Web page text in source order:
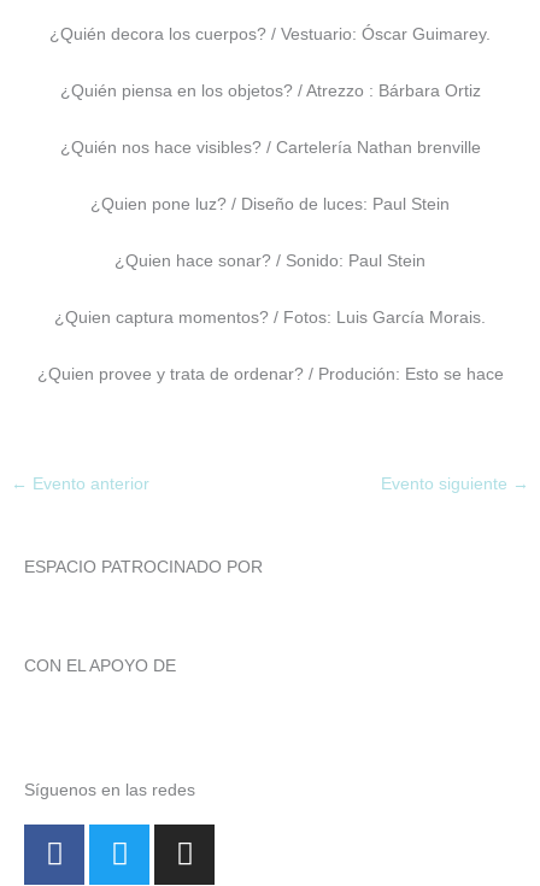
¿Quién decora los cuerpos? / Vestuario: Óscar Guimarey.
¿Quién piensa en los objetos? / Atrezzo : Bárbara Ortiz
¿Quién nos hace visibles? / Cartelería Nathan brenville
¿Quien pone luz? / Diseño de luces: Paul Stein
¿Quien hace sonar? / Sonido: Paul Stein
¿Quien captura momentos? / Fotos: Luis García Morais.
¿Quien provee y trata de ordenar? / Produción: Esto se hace
← Evento anterior Evento siguiente →
ESPACIO PATROCINADO POR
CON EL APOYO DE
Síguenos en las redes
F
a
T
w
I
n